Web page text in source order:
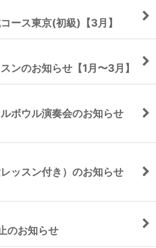
ース東京(初級)【3月】
ンのお知らせ【1月〜3月】
ボウル演奏会のお知らせ
ッスン付き）のお知らせ
のお知らせ